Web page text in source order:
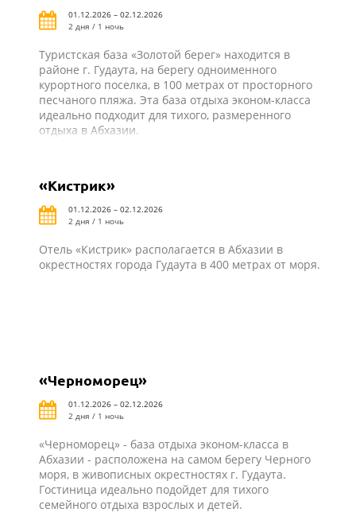
01.12.2026 – 02.12.2026
2 дня / 1 ночь
Туристская база «Золотой берег» находится в
районе г. Гудаута, на берегу одноименного
курортного поселка, в 100 метрах от просторного
песчаного пляжа. Эта база отдыха эконом-класса
идеально подходит для тихого, размеренного
отдыха в Абхазии.
«Кистрик»
01.12.2026 – 02.12.2026
2 дня / 1 ночь
Отель «Кистрик» располагается в Абхазии в
окрестностях города Гудаута в 400 метрах от моря.
«Черноморец»
01.12.2026 – 02.12.2026
2 дня / 1 ночь
«Черноморец» - база отдыха эконом-класса в
Абхазии - расположена на самом берегу Черного
моря, в живописных окрестностях г. Гудаута.
Гостиница идеально подойдет для тихого
семейного отдыха взрослых и детей.